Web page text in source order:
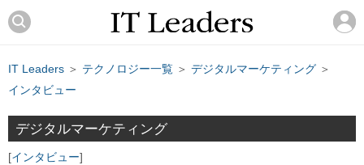
IT Leaders ＞ テクノロジー一覧 ＞ デジタルマーケティング ＞
インタビュー
デジタルマーケティング
インタビュー